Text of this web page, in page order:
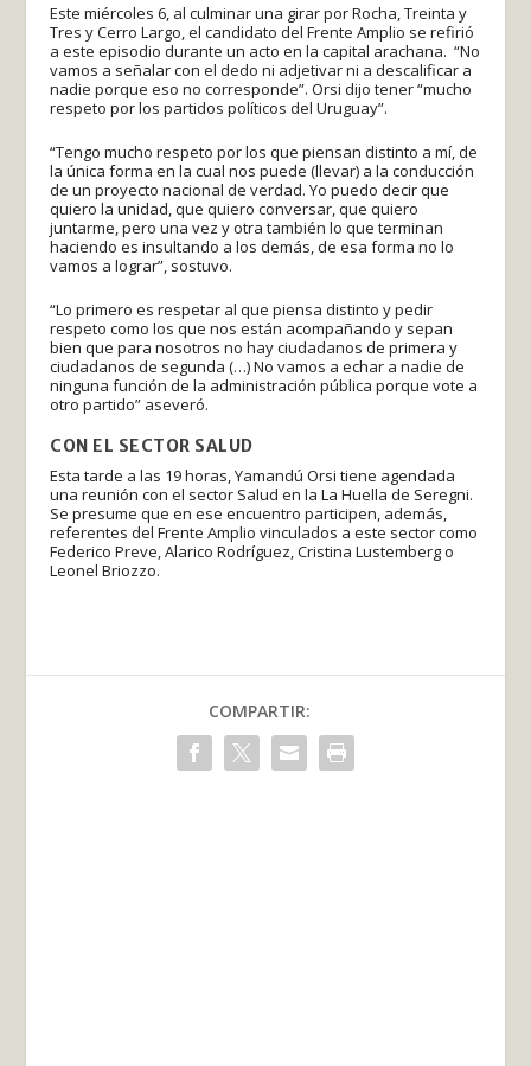
Este miércoles 6, al culminar una girar por Rocha, Treinta y
Tres y Cerro Largo, el candidato del Frente Amplio se refirió
a este episodio durante un acto en la capital arachana. “No
vamos a señalar con el dedo ni adjetivar ni a descalificar a
nadie porque eso no corresponde”. Orsi dijo tener “mucho
respeto por los partidos políticos del Uruguay”.
“Tengo mucho respeto por los que piensan distinto a mí, de
la única forma en la cual nos puede (llevar) a la conducción
de un proyecto nacional de verdad. Yo puedo decir que
quiero la unidad, que quiero conversar, que quiero
juntarme, pero una vez y otra también lo que terminan
haciendo es insultando a los demás, de esa forma no lo
vamos a lograr”, sostuvo.
“Lo primero es respetar al que piensa distinto y pedir
respeto como los que nos están acompañando y sepan
bien que para nosotros no hay ciudadanos de primera y
ciudadanos de segunda (…) No vamos a echar a nadie de
ninguna función de la administración pública porque vote a
otro partido” aseveró.
CON EL SECTOR SALUD
Esta tarde a las 19 horas, Yamandú Orsi tiene agendada
una reunión con el sector Salud en la La Huella de Seregni.
Se presume que en ese encuentro participen, además,
referentes del Frente Amplio vinculados a este sector como
Federico Preve, Alarico Rodríguez, Cristina Lustemberg o
Leonel Briozzo.
COMPARTIR: